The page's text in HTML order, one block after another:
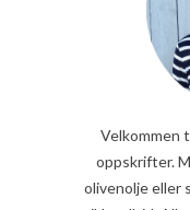
Velkommen
oppskrifter.
olivenolje eller